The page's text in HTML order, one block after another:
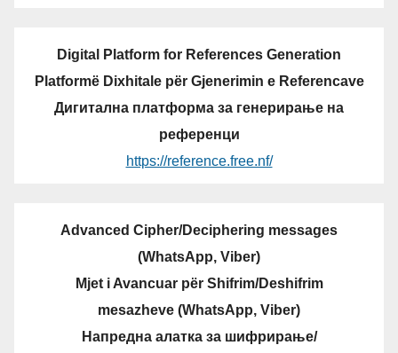
Digital Platform for References Generation
Platformë Dixhitale për Gjenerimin e Referencave
Дигитална платформа за генерирање на
референци
https://reference.free.nf/
Advanced Cipher/Deciphering messages
(WhatsApp, Viber)
Mjet i Avancuar për Shifrim/Deshifrim
mesazheve (WhatsApp, Viber)
Напредна алатка за шифрирање/